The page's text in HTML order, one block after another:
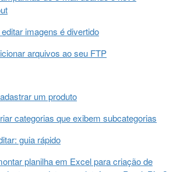
imagens é divertido
arquivos ao seu FTP
um produto
categorias que exibem subcategorias
guia rápido
planilha em Excel para criação de